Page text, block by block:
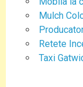
Mulch
Retete
Taxi